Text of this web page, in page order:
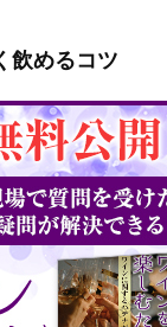
飲めるコツ